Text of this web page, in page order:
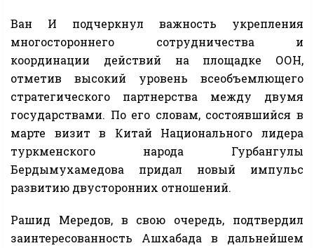
Ван И подчеркнул важность укрепления
многостороннего сотрудничества и
координации действий на площадке ООН,
отметив высокий уровень всеобъемлющего
стратегического партнерства между двумя
государствами. По его словам, состоявшийся в
марте визит в Китай Национального лидера
туркменского народа Гурбангулы
Бердымухамедова придал новый импульс
развитию двусторонних отношений.
Рашид Мередов, в свою очередь, подтвердил
заинтересованность Ашхабада в дальнейшем